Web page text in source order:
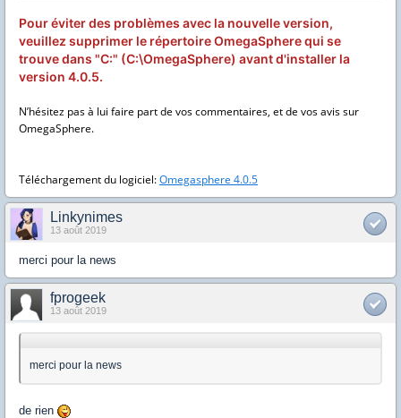
Pour éviter des problèmes avec la nouvelle version,
veuillez supprimer le répertoire OmegaSphere qui se
trouve dans "C:" (C:\OmegaSphere) avant d'installer la
version 4.0.5.
N’hésitez pas à lui faire part de vos commentaires, et de vos avis sur
OmegaSphere.
Téléchargement du logiciel:Omegasphere 4.0.5
Linkynimes
13 août 2019
merci pour la news
fprogeek
13 août 2019
merci pour la news
de rien